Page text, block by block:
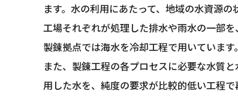
ます。水の利用にあたって、地域の水資源
工場それぞれが処理した排水や雨水の一部
製錬拠点では海水を冷却工程で用いています。
また、製錬工程の各プロセスに必要な水質
用した水を、純度の要求が比較的低い工程